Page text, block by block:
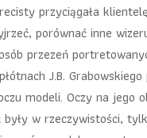
przyciągała
porównać inne
przezeń
J.B.
modeli. Oczy na jego
były w rzeczywistości,